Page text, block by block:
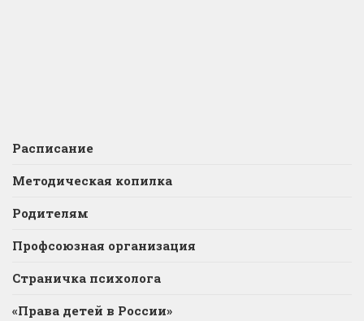
Расписание
Методическая копилка
Родителям
Профсоюзная организация
Страничка психолога
«Права детей в России»